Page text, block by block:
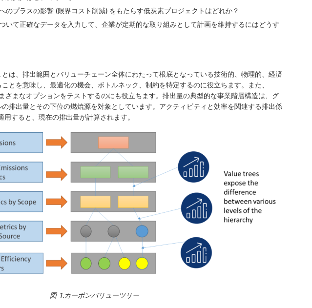
のプラスの影響 (限界コスト削減) をもたらす低炭素プロジェクトはどれか？
いて正確なデータを入力して、企業が定期的な取り組みとして計画を維持するにはどうす
は、排出範囲とバリューチェーン全体にわたって根底となっている技術的、物理的、経済
とを意味し、最適化の機会、ボトルネック、制約を特定するのに役立ちます。また、
ざまなオプションをテストするのにも役立ちます。排出量の典型的な事業階層構造は、グ
排出量とその下位の燃焼源を対象としています。アクティビティと効率を関連する排出係
すると、現在の排出量が計算されます。
図 1.カーボンバリューツリー